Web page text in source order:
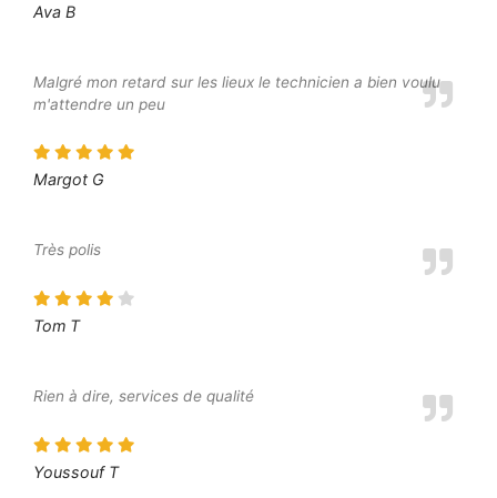
Ava B
Malgré mon retard sur les lieux le technicien a bien voulu
m'attendre un peu
Margot G
Très polis
Tom T
Rien à dire, services de qualité
Youssouf T